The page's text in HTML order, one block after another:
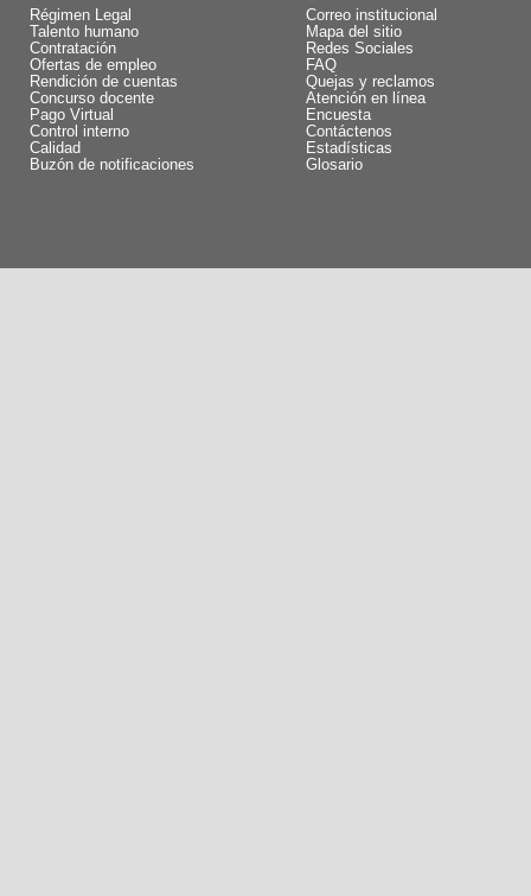
Régimen Legal
Talento humano
Contratación
Ofertas de empleo
Rendición de cuentas
Concurso docente
Pago Virtual
Control interno
Calidad
Buzón de notificaciones
Correo institucional
Mapa del sitio
Redes Sociales
FAQ
Quejas y reclamos
Atención en línea
Encuesta
Contáctenos
Estadísticas
Glosario